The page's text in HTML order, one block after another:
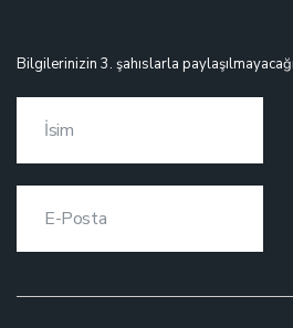
Bilgilerinizin 3. şahıslarla